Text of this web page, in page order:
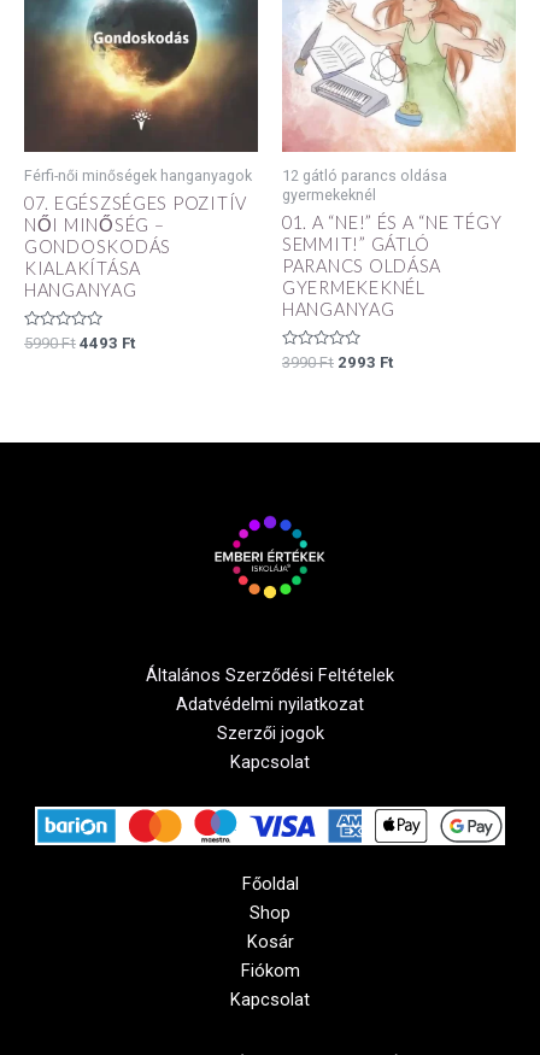
Férfi-női minőségek hanganyagok
07. EGÉSZSÉGES POZITÍV
NŐI MINŐSÉG –
GONDOSKODÁS
KIALAKÍTÁSA
HANGANYAG
Értékelés:
5990Ft 4493 Ft
12 gátló parancs oldása
gyermekeknél
01. A “NE!” ÉS A “NE TÉGY
SEMMIT!” GÁTLÓ
PARANCS OLDÁSA
GYERMEKEKNÉL
HANGANYAG
Értékelés:
3990Ft 2993 Ft
Általános Szerződési Feltételek
Adatvédelmi nyilatkozat
Szerzői jogok
Kapcsolat
Főoldal
Shop
Kosár
Fiókom
Kapcsolat